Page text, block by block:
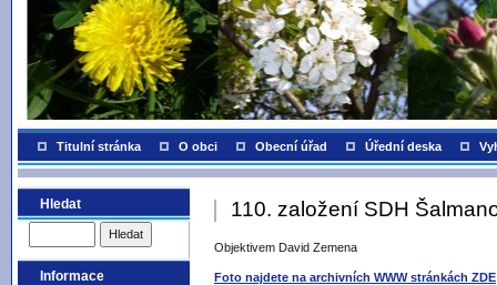
Titulní stránka O obci Obecní úřad Úřední deska
Hledat
Informace
110. založení SDH
Objektivem David Zemena
Foto najdete na archivních WWW stránkách ZDE